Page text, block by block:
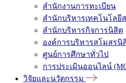
สำนักงานการทะเบียน
สำนักบริหารเทคโนโลยี
สำนักบริหารกิจการนิสิต
องค์การบริหารสโมสรนิ
ศูนย์การศึกษาทั่วไป
การประเมินออนไลน์
วิจัยและนวัตกรรม